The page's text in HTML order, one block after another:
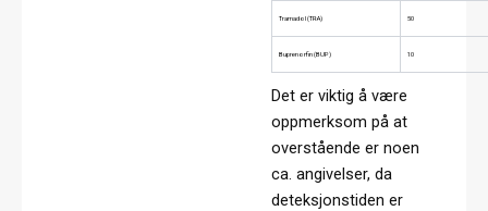
Tramadol (TRA) 50
Buprenorfin (BUP) 10
Det er viktig å være
oppmerksom på at
overstående er noen
ca. angivelser, da
deteksjonstiden er